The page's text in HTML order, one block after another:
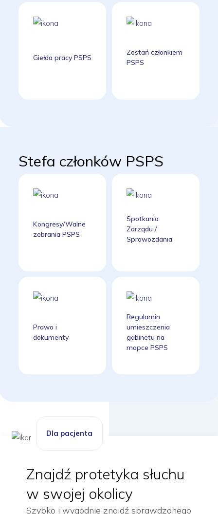
Giełda pracy PSPS
Zostań członkiem
PSPS
Stefa członków PSPS
Kongresy/Walne
zebrania PSPS
Spotkania
Zarządu /
Sprawozdania
Prawo i
dokumenty
Regulamin
umieszczenia
gabinetu na
mapce PSPS
Dla pacjenta
Znajdź protetyka słuchu
w swojej okolicy
Szybko i wygodnie znajdź sprawdzonego